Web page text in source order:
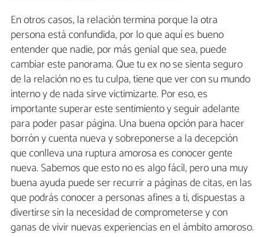
En otros casos, la relación termina porque la otra
persona está confundida, por lo que aquí es bueno
entender que nadie, por más genial que sea, puede
cambiar este panorama. Que tu ex no se sienta seguro
de la relación no es tu culpa, tiene que ver con su mundo
interno y de nada sirve victimizarte. Por eso, es
importante superar este sentimiento y seguir adelante
para poder pasar página. Una buena opción para hacer
borrón y cuenta nueva y sobreponerse a la decepción
que conlleva una ruptura amorosa es conocer gente
nueva. Sabemos que esto no es algo fácil, pero una muy
buena ayuda puede ser recurrir a páginas de citas, en las
que podrás conocer a personas afines a ti, dispuestas a
divertirse sin la necesidad de comprometerse y con
ganas de vivir nuevas experiencias en el ámbito amoroso.